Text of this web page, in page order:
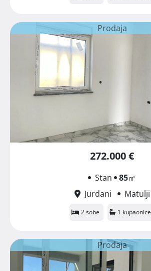
Prodaja
272.000 €
Stan 85㎡
Jurdani
Matulji
2 sobe 1 kupaonice
Prodaja